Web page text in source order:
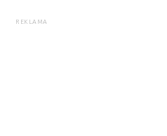
REKLAMA